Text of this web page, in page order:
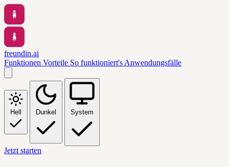
freundin.ai
Funktionen Vorteile So funktioniert's Anwendungsfälle
Hell Dunkel System
Jetzt starten